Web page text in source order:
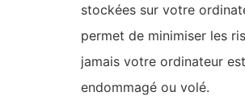
stockées sur votre
permet de minimiser les
jamais votre ordinateur est
endommagé ou volé.